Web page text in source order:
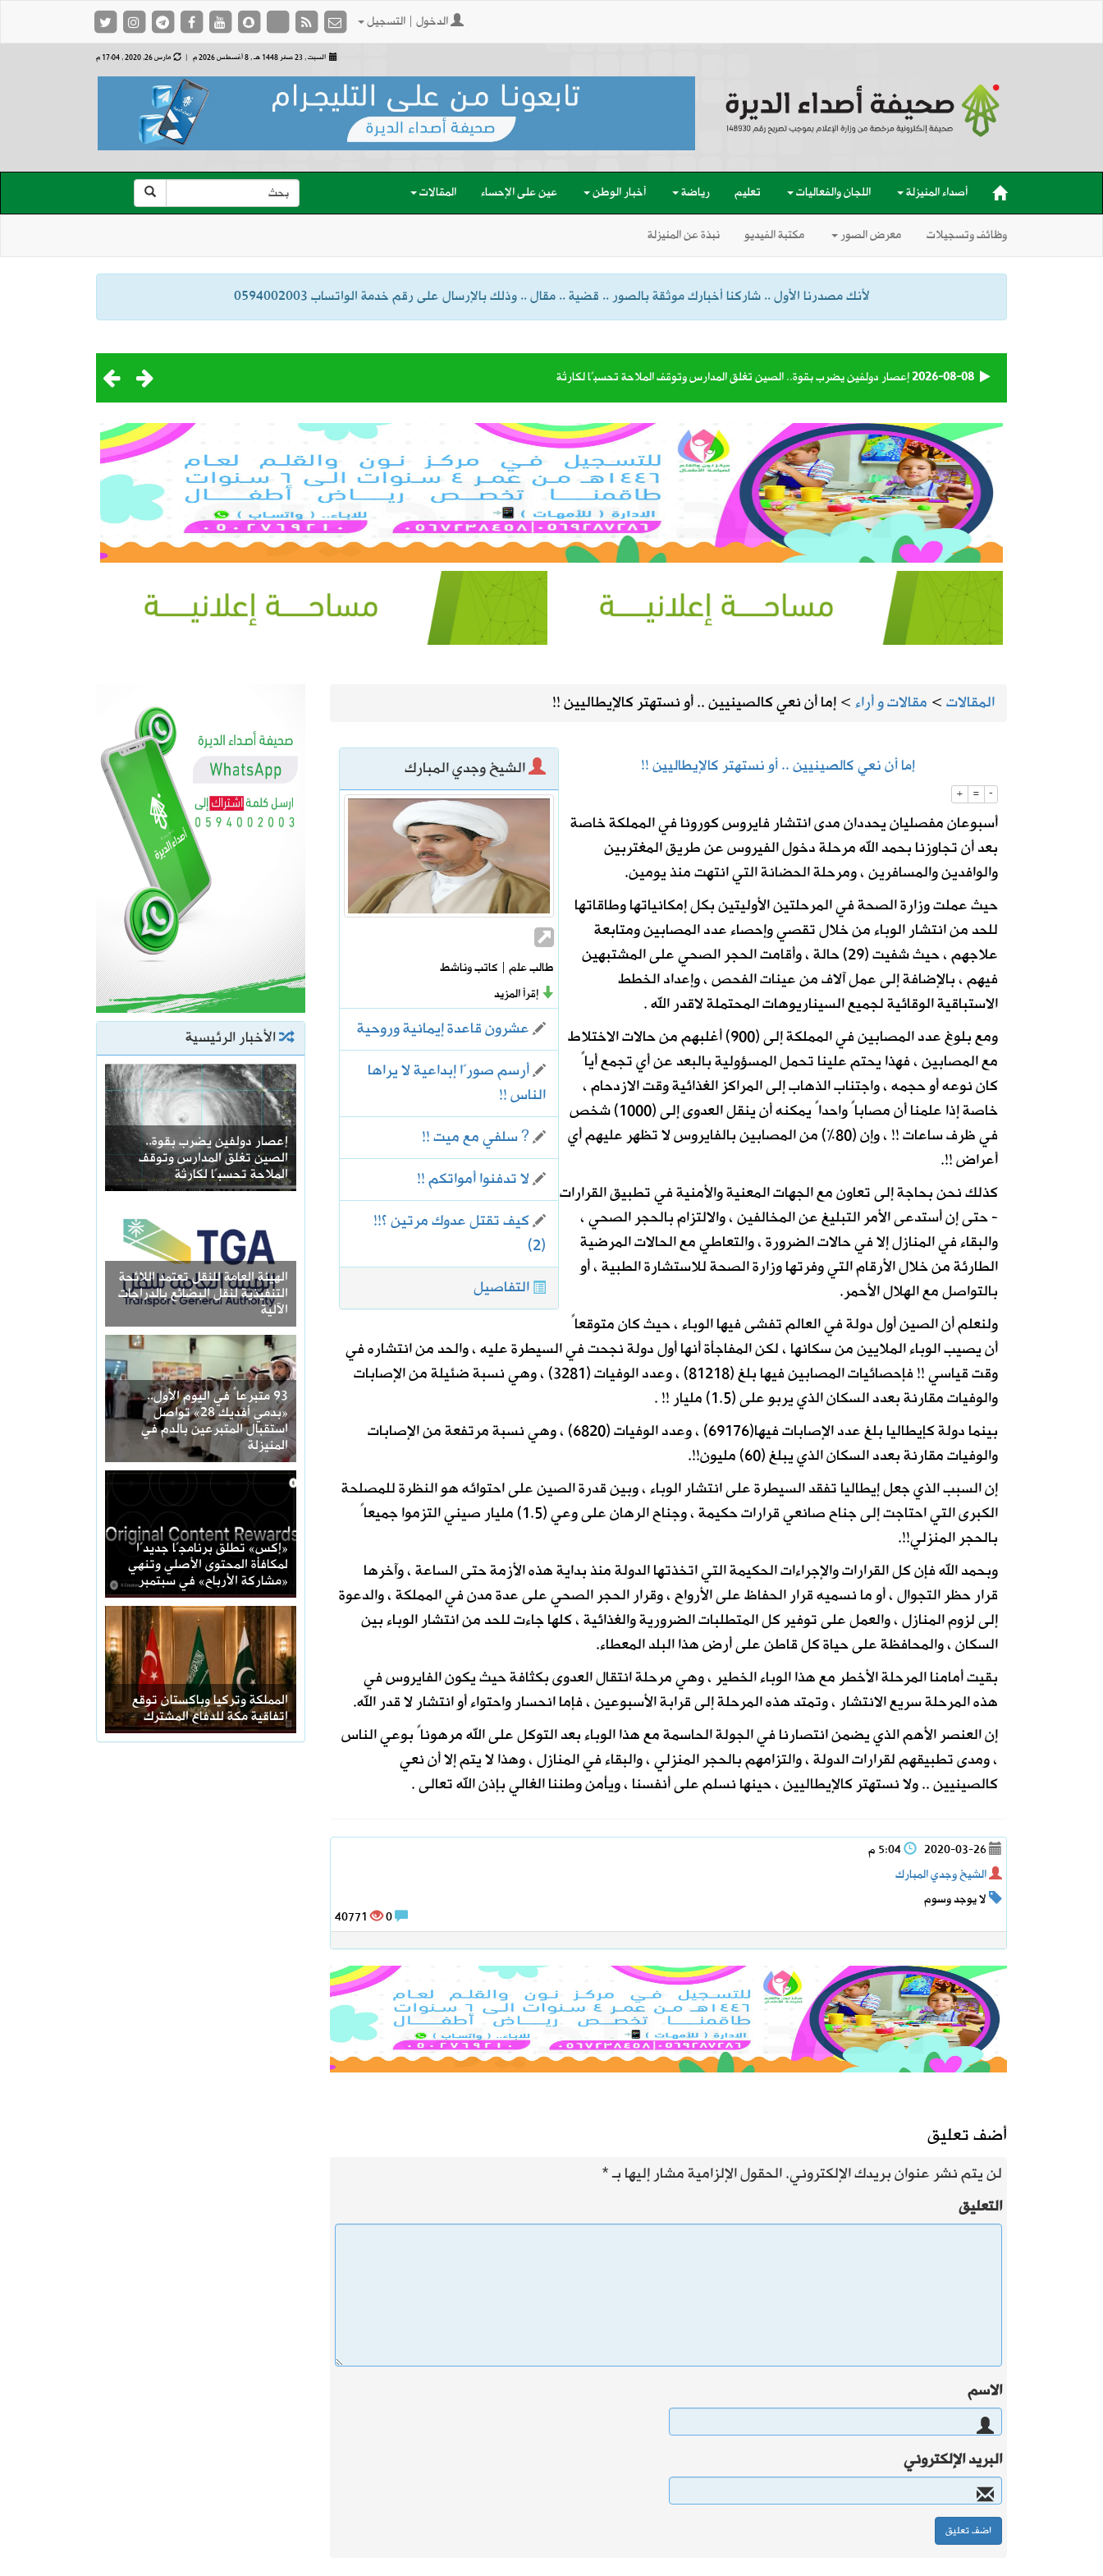
الدخول | التسجيل
السبت , 23 صفر 1448 هـ , 8 أغسطس 2026 م | مارس 26, 2020 , 17:04 م
أصداء المنيزلة اللجان والفعاليات تعليم رياضة أخبار الوطن عين على الإحساء المقالات
وظائف وتسجيلات معرض الصور مكتبة الفيديو نبذة عن المنيزلة
لأنك مصدرنا الأول .. شاركنا أخبارك موثقة بالصور .. قضية .. مقال .. وذلك بالإرسال على رقم خدمة الواتساب 0594002003
2026-08-08إعصار دولفين يضرب بقوة.. الصين تغلق المدارس وتوقف الملاحة تحسبًا لكارثة
2026-08-08الهيئة العامة للنقل تعتمد اللائحة التنفيذية لنقل البضائع بالدراجات الآلية
2026-08-0893 متبرعاً في اليوم الأول.. «بدمي أفديك 28» تواصل استقبال المتبرعين بالدم في المنيزلة
2026-08-08 «إكس» تطلق برنامجًا جديدًا لمكافأة المحتوى الأصلي وتنهي «مشاركة الأرباح» في سبتمبر
2026-08-07المملكة وتركيا وباكستان توقع اتفاقية مكة للدفاع المشترك
2026-08-07 حساب المواطن يوضح: العمالة المنزلية ليست من التابعين
2026-08-07“الغذاء والدواء” تسحب 3 منتجات قهوة وشوكولاتة وتحذر من استهلاكها
2026-08-06رسميًا.. الأهلي يعلن التعاقد مع الكرواتي الهولندي مارينو بوسيتش
الأخبار الرئيسية
إعصار دولفين يضرب بقوة..
الصين تغلق المدارس وتوقف
الملاحة تحسبًا لكارثة
الهيئة العامة للنقل تعتمد اللائحة
التنفيذية لنقل البضائع بالدراجات
الآلية
93 متبرعاً في اليوم الأول..
«بدمي أفديك 28» تواصل
استقبال المتبرعين بالدم في
المنيزلة
«إكس» تطلق برنامجًا جديدًا
لمكافأة المحتوى الأصلي وتنهي
«مشاركة الأرباح» في سبتمبر
المملكة وتركيا وباكستان توقع
اتفاقية مكة للدفاع المشترك
المقالات> مقالات و أراء>إما أن نعي كالصينيين .. أو نستهتر كالإيطاليين !!
الشيخ وجدي المبارك
طالب علم | كاتب وناشط
إقرأ المزيد
عشرون قاعدة إيمانية وروحية
أرسم صورًا إبداعية لا يراها
الناس !!
? سلفي مع ميت !!
لا تدفنوا أمواتكم !!
كيف تقتل عدوك مرتين ؟!!
(2)
التفاصيل
إما أن نعي كالصينيين .. أو نستهتر كالإيطاليين !!
+ = -
أسبوعان مفصليان يحددان مدى انتشار فايروس كورونا في المملكة خاصة
بعد أن تجاوزنا ‌‎بحمد الله مرحلة دخول الفيروس عن طريق المغتربين
والوافدين والمسافرين ، ومرحلة الحضانة التي انتهت منذ يومين.
حيث عملت وزارة الصحة في المرحلتين الأوليتين بكل إمكانياتها وطاقاتها
للحد من انتشار الوباء من خلال تقصي وإحصاء عدد المصابين ومتابعة
علاجهم ، حيث شفيت (29) حالة ، وأقامت الحجر الصحي على المشتبهين
فيهم ، بالإضافة إلى عمل آلاف من عينات الفحص ، وإعداد الخطط
الاستباقية الوقائية لجميع السيناريوهات المحتملة لاقدر الله .
ومع بلوغ عدد المصابين في المملكة إلى (900) أغلبهم من حالات الاختلاط
مع المصابين ، فهذا يحتم علينا تحمل المسؤولية بالبعد عن أي تجمع أياً
كان نوعه أو حجمه ، واجتناب الذهاب إلى المراكز الغذائية وقت الازدحام ،
خاصة إذا علمنا أن مصاباً واحداً يمكنه أن ينقل العدوى إلى (1000) شخص
في ظرف ساعات !! ، وإن (80%) من المصابين بالفايروس لا تظهر عليهم أي
أعراض !!.
كذلك نحن بحاجة إلى تعاون مع الجهات المعنية والأمنية في تطبيق القرارات
- حتى إن أستدعى الأمر التبليغ عن المخالفين ، والالتزام بالحجر الصحي ،
والبقاء في المنازل إلا في حالات الضرورة ، والتعاطي مع الحالات المرضية
الطارئة من خلال الأرقام التي وفرتها وزارة الصحة للاستشارة الطبية ، أو
بالتواصل مع الهلال الأحمر.
ولنعلم أن الصين أول دولة في العالم تفشى فيها الوباء ، حيث كان متوقعاً
أن يصيب الوباء الملايين من سكانها ، لكن المفاجأة أنها أول دولة نجحت في السيطرة عليه ، والحد من انتشاره في
وقت قياسي !! فإحصائيات المصابين فيها بلغ (81218) ، وعدد الوفيات (3281) ، وهي نسبة ضئيلة من الإصابات
والوفيات مقارنة بعدد السكان الذي يربو على (1.5) مليار !! .
بينما دولة كإيطاليا بلغ عدد الإصابات فيها(69176) ، وعدد الوفيات (6820) ، وهي نسبة مرتفعة من الإصابات
والوفيات مقارنة بعدد السكان الذي يبلغ (60) مليون!!.
إن السبب الذي جعل إيطاليا تفقد السيطرة على انتشار الوباء ، وبين قدرة الصين على احتوائه هو النظرة للمصلحة
الكبرى التي احتاجت إلى جناح صانعي قرارات حكيمة ، وجناح الرهان على وعي (1.5) مليار صيني التزموا جميعاً
بالحجر المنزلي!!.
وبحمد الله فإن كل القرارات والإجراءات الحكيمة التي اتخذتها الدولة منذ بداية هذه الأزمة حتى الساعة ، وآخرها
قرار حظر التجوال ، أو ما نسميه قرار الحفاظ على الأرواح ، وقرار الحجر الصحي على عدة مدن في المملكة ، والدعوة
إلى لزوم المنازل ، والعمل على توفير كل المتطلبات الضرورية والغذائية ، كلها جاءت للحد من انتشار الوباء بين
السكان ، والمحافظة على حياة كل قاطن على أرض هذا البلد المعطاء.
بقيت أمامنا المرحلة الأخطر مع هذا الوباء الخطير ، وهي مرحلة انتقال العدوى بكثافة حيث يكون الفايروس في
هذه المرحلة سريع الانتشار ، وتمتد هذه المرحلة إلى قرابة الأسبوعين ، فإما انحسار واحتواء أو انتشار لا قدر الله.
إن العنصر الأهم الذي يضمن انتصارنا في الجولة الحاسمة مع هذا الوباء بعد التوكل على الله مرهوناً بوعي الناس
، ومدى تطبيقهم لقرارات الدولة ، والتزامهم بالحجر المنزلي ، والبقاء في المنازل ، وهذا لا يتم إلا أن نعي
كالصينيين .. ولا نستهتر كالإيطاليين ، حينها نسلم على أنفسنا ، ويأمن وطننا الغالي بإذن الله تعالى .
2020-03-26
الشيخ وجدي المبارك
لا يوجد وسوم
40771
أضف تعليق
لن يتم نشر عنوان بريدك الإلكتروني.الحقول الإلزامية مشار إليها بـ*
التعليق
الاسم
البريد الإلكتروني